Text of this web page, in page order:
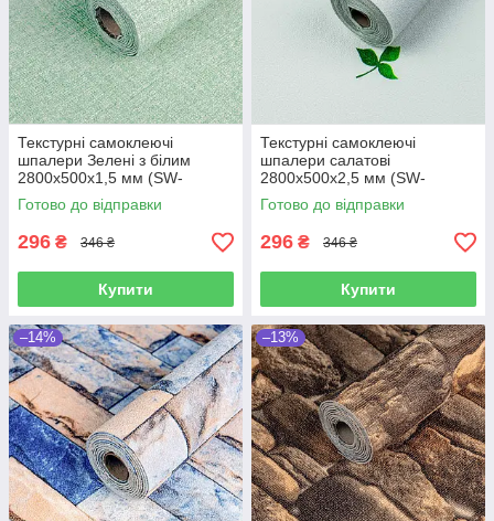
Текстурні самоклеючі
шпалери Зелені з білим
2800х500х1,5 мм (SW-
00002019)
Готово до відправки
296 ₴ 346 ₴
Купити
Текстурні самоклеючі
шпалери салатові
2800х500х2,5 мм (SW-
00001945)
Готово до відправки
296 ₴ 346 ₴
Купити
–14% –13%